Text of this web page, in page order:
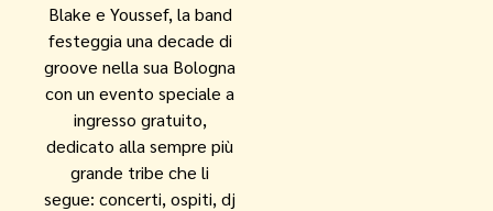
Blake e Youssef, la band
festeggia una decade di
groove nella sua Bologna
con un evento speciale a
ingresso gratuito,
dedicato alla sempre più
grande tribe che li
segue: concerti, ospiti, dj